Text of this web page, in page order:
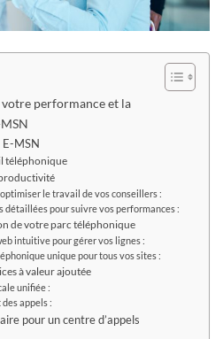
votre performance et la
MSN
téléphonique
le travail de vos conseillers :
détaillées pour suivre vos performances :
de votre parc téléphonique
intuitive pour gérer vos lignes :
unique pour tous vos sites :
à valeur ajoutée
unifiée :
appels :
pour un centre d’appels